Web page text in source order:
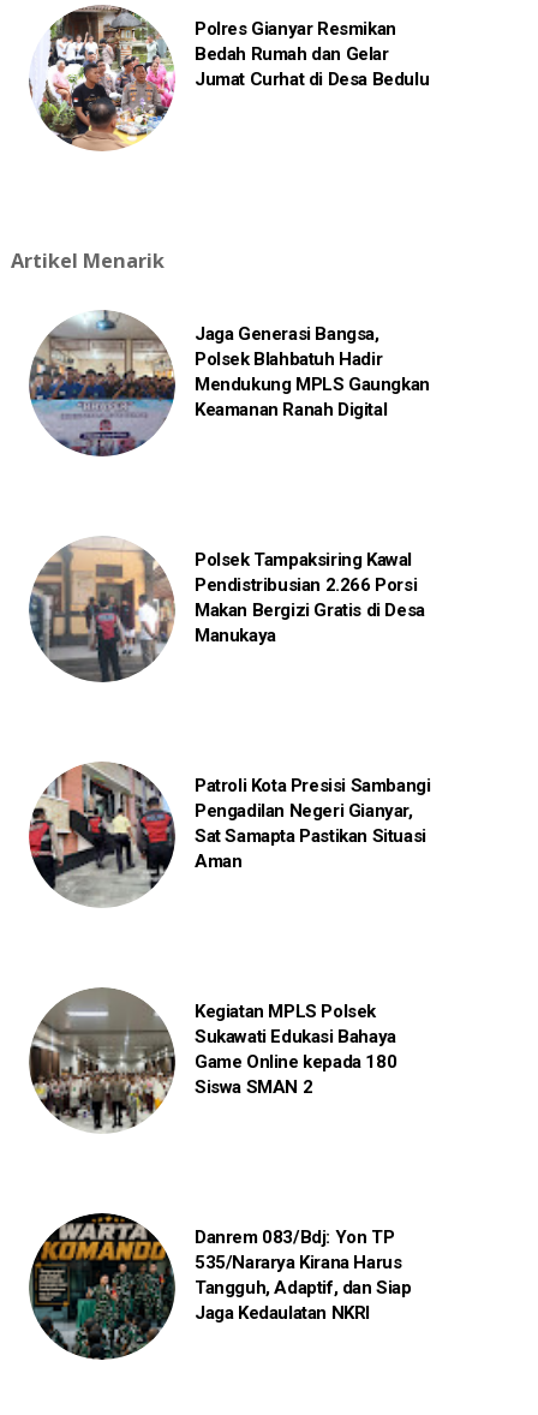
Polres Gianyar Resmikan
Bedah Rumah dan Gelar
Jumat Curhat di Desa Bedulu
Artikel Menarik
Jaga Generasi Bangsa,
Polsek Blahbatuh Hadir
Mendukung MPLS Gaungkan
Keamanan Ranah Digital
Polsek Tampaksiring Kawal
Pendistribusian 2.266 Porsi
Makan Bergizi Gratis di Desa
Manukaya
Patroli Kota Presisi Sambangi
Pengadilan Negeri Gianyar,
Sat Samapta Pastikan Situasi
Aman
Kegiatan MPLS Polsek
Sukawati Edukasi Bahaya
Game Online kepada 180
Siswa SMAN 2
Danrem 083/Bdj: Yon TP
535/Nararya Kirana Harus
Tangguh, Adaptif, dan Siap
Jaga Kedaulatan NKRI